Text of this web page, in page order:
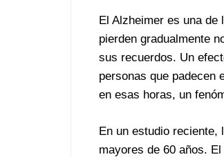
El Alzheimer es una de
pierden gradualmente
sus recuerdos. Un
personas que padecen
en esas horas, un
En un estudio reciente,
mayores de 60 años.